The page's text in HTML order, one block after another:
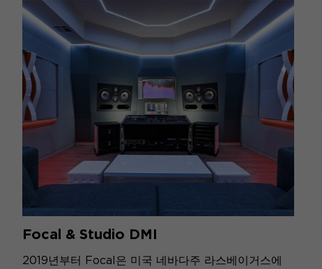
Focal & Studio DMI
2019년부터 Focal은 미국 네바다주 라스베이거스에